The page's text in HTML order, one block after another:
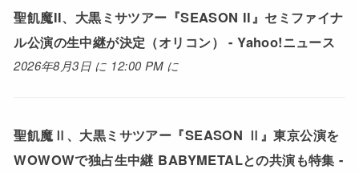
聖飢魔II、大黒ミサツアー『SEASON II』セミファイナ
ル公演の生中継が決定（オリコン） - Yahoo!ニュース
2026年8月3日 に 12:00 PM に
聖飢魔Ⅱ、大黒ミサツアー『SEASON Ⅱ』東京公演を
WOWOWで独占生中継 BABYMETALとの共演も特集 -